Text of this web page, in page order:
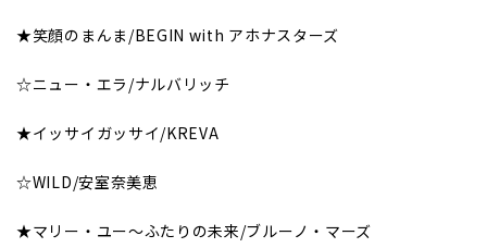
★笑顔のまんま/BEGIN with アホナスターズ
☆ニュー・エラ/ナルバリッチ
★イッサイガッサイ/KREVA
☆WILD/安室奈美恵
★マリー・ユー～ふたりの未来/ブルーノ・マーズ